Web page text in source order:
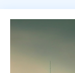
Less
human